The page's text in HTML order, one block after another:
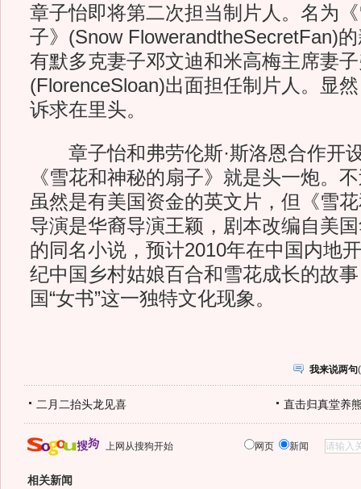
章子怡即将第二次担当制片人。名为
子》(Snow FlowerandtheSecretFan)
有默多克妻子邓文迪和米高梅主席妻
(FlorenceSloan)出面担任制片人。显
诉求在里头。
章子怡和弗劳伦斯·斯洛恩合作开
《雪花和神秘的扇子》就是头一炮。
虽然是有美国资金的英文片，但《雪
导演是华裔导演王颖，剧本改编自美
的同名小说，预计2010年在中国内地
纪中国乡村姑娘百合和雪花成长的故
国“女书”这一独特文化现象。
我来说两句(
二月二抬头龙见喜 直击归真堂养
上网从搜狗开始 网页 新闻
相关新闻